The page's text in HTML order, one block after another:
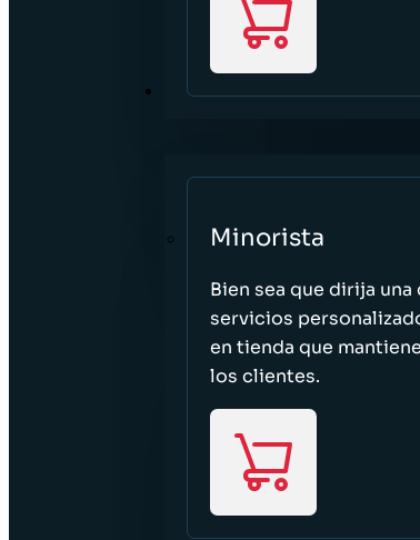
SECTORES
Minorista
Bien sea que dirija
servicios
en tienda que
los clientes.